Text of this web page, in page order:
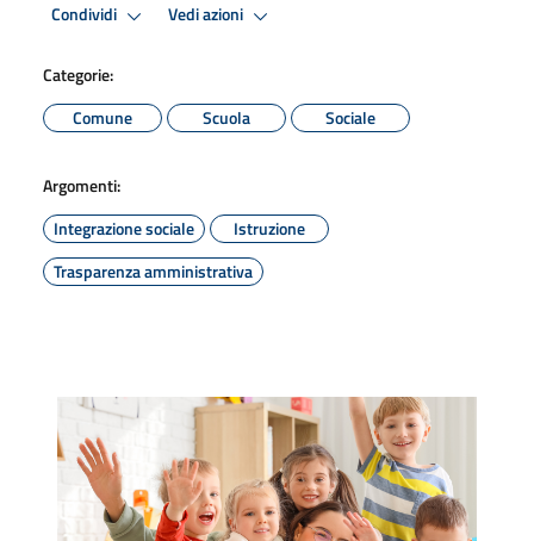
Condividi Vedi azioni
Categorie:
Comune
Scuola Sociale
Argomenti:
Integrazione sociale
Istruzione
Trasparenza amministrativa